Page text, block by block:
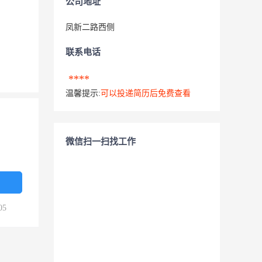
凤新二路西侧
联系电话
****
温馨提示: 可以投递简历后免费查看
微信扫一扫找工作